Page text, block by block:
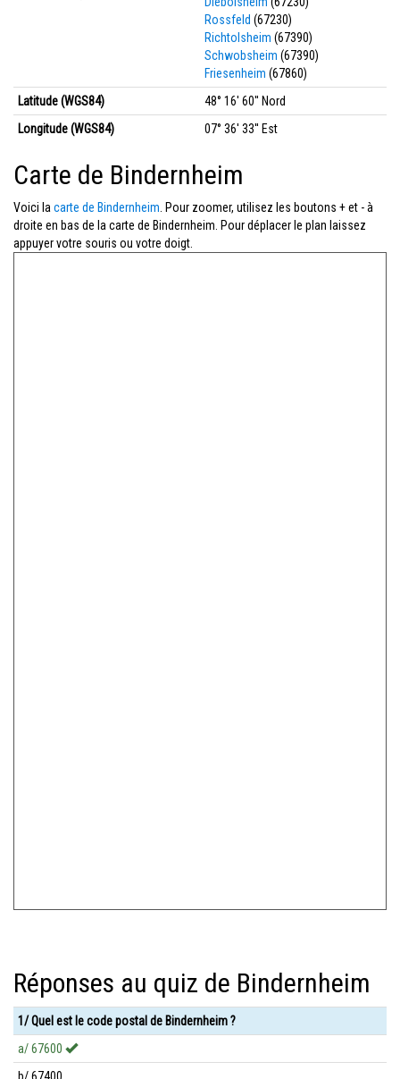
Rossfeld (67230)
Richtolsheim (67390)
Schwobsheim (67390)
Friesenheim (67860)
Latitude (WGS84)
48° 16' 60'' Nord
Longitude (WGS84)
07° 36' 33'' Est
Carte de Bindernheim
Voici la carte de Bindernheim . Pour zoomer, utilisez les boutons + et - à
droite en bas de la carte de Bindernheim. Pour déplacer le plan laissez
appuyer votre souris ou votre doigt.
Réponses au quiz de Bindernheim
1/ Quel est le code postal de Bindernheim ?
a/ 67600